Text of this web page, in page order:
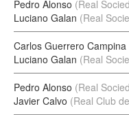
Pedro Alonso (Real
Luciano Galan (Real
Carlos Guerrero Campina
Luciano Galan (Real
Pedro Alonso (Real
Javier Calvo (Real Club